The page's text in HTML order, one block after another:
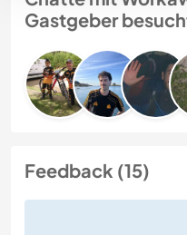
Gastgeber
Feedback (15)